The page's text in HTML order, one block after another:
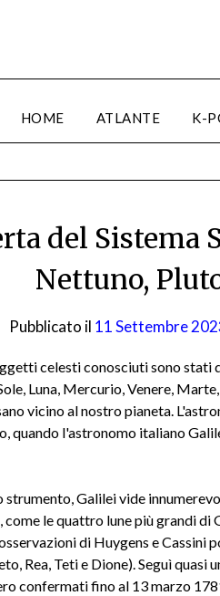
HOME ATLANTE K-
del Sistema
Nettuno,
Pubblicato il 11 Settembre
celesti conosciuti sono stati
Luna, Mercurio, Venere,
vicino al nostro pianeta.
quando l'astronomo italiano
strumento, Galilei vide
le quattro lune più grandi di
di Huygens e
Rea, Teti e Dione). Seguì quasi
confermati fino al 13 marzo